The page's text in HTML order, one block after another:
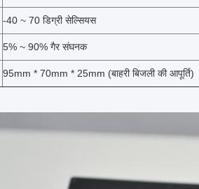
-40 ~ 70 डिग्री सेल्सियस
5% ~ 90% गैर संघनक
95mm * 70mm * 25mm (बाहरी बिजली की आपूर्ति)